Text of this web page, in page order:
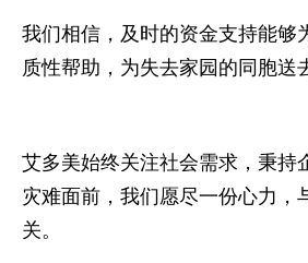
我们相信，及时的资金支持能够
质性帮助，为失去家园的同胞送
艾多美始终关注社会需求，秉持
灾难面前，我们愿尽一份心力，
关。